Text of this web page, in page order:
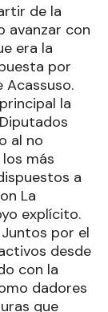
de la
avanzar con
era la
por
la
al no
más
a
La
explícito.
por el
desde
con la
dadores
que